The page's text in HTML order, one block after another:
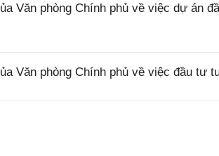
Văn phòng Chính phủ về việc dự án
Văn phòng Chính phủ về việc đầu tư